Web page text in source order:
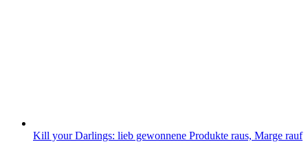
Kill your Darlings: lieb gewonnene Produkte raus, Marge rauf